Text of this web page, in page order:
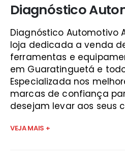
Diagnóstico
Diagnóstico Automotivo
loja dedicada a venda
ferramentas e
em Guaratinguetá e
Especializada nos
marcas de confiança
desejam levar aos seus
VEJA MAIS +